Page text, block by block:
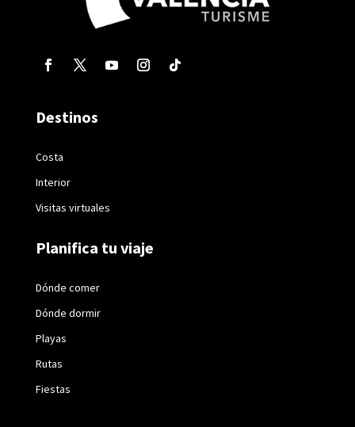
Destinos
Costa
Interior
Visitas virtuales
Planifica tu viaje
Dónde comer
Dónde dormir
Playas
Rutas
Fiestas